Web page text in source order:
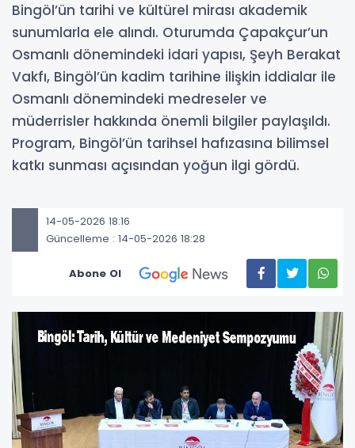
Bingöl’ün tarihi ve kültürel mirası akademik
sunumlarla ele alındı. Oturumda Çapakçur’un
Osmanlı dönemindeki idari yapısı, Şeyh Berakat
Vakfı, Bingöl’ün kadim tarihine ilişkin iddialar ile
Osmanlı dönemindeki medreseler ve
müderrisler hakkında önemli bilgiler paylaşıldı.
Program, Bingöl’ün tarihsel hafızasına bilimsel
katkı sunması açısından yoğun ilgi gördü.
14-05-2026 18:16
Güncelleme : 14-05-2026 18:28
Abone Ol